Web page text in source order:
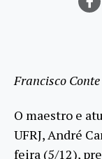
Francisco Conte
O maestro e
UFRJ, André
feira (5/12),